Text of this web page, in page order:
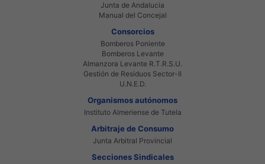
Junta de Andalucia
Manual del Concejal
Consorcios
Bomberos Poniente
Bomberos Levante
Almanzora Levante R.T.R.S.U.
Gestión de Residuos Sector-II
U.N.E.D.
Organismos autónomos
Instituto Almeriense de Tutela
Arbitraje de Consumo
Junta Arbitral Provincial
Secciones Sindicales